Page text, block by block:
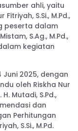
ahli, yaitu
Fitriyah, S.Si., M.Pd.,
peserta dalam
S.Ag., M.Pd.,
kegiatan
2025, dengan
oleh Riskha Nur
Mutadi, S.Pd.,
dan
Perhitungan
S.Si., M.Pd.